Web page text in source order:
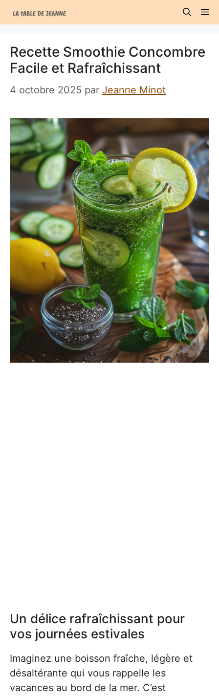
au
Recette Smoothie Concombre
Facile et Rafraîchissant
4 octobre 2025 par Jeanne Minot
Un délice rafraîchissant pour
vos journées estivales
Imaginez une boisson fraîche, légère et
désaltérante qui vous rappelle les
vacances au bord de la mer. C’est